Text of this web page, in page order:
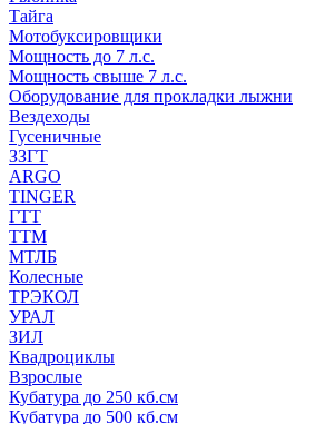
Тайга
Мотобуксировщики
Мощность до 7 л.с.
Мощность свыше 7 л.с.
Оборудование для прокладки лыжни
Вездеходы
Гусеничные
ЗЗГТ
ARGO
TINGER
ГТТ
ТТМ
МТЛБ
Колесные
ТРЭКОЛ
УРАЛ
ЗИЛ
Квадроциклы
Взрослые
Кубатура до 250 кб.см
Кубатура до 500 кб.см